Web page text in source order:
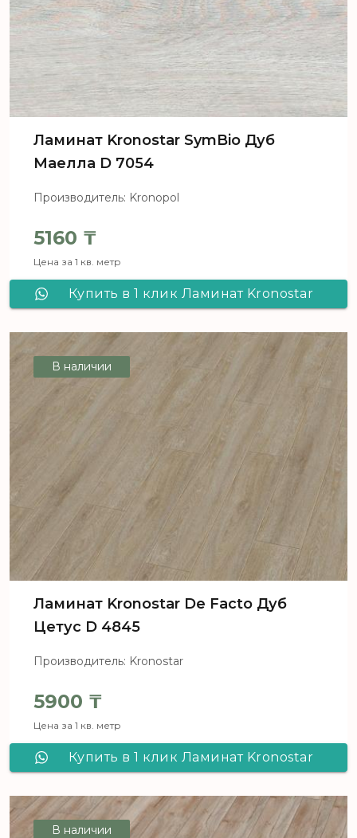
Ламинат Kronostar SymBio Дуб
Маелла D 7054
Производитель: Kronopol
5160 ₸
Цена за 1 кв. метр
Купить в 1 клик Ламинат Kronostar
В наличии
Ламинат Kronostar De Facto Дуб
Цетус D 4845
Производитель: Kronostar
5900 ₸
Цена за 1 кв. метр
Купить в 1 клик Ламинат Kronostar
В наличии